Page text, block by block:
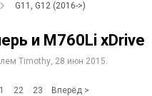
G11, G12 (2016->)
и M760Li xDrive
Timothy, 28 июн 2015.
22 23 Вперёд >